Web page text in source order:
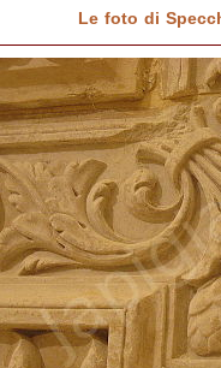
Le foto di